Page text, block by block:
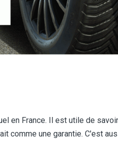
en France. Il est utile de
comme une garantie. C'est